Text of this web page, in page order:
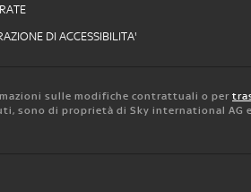
DI ACCESSIBILITA'
sulle modifiche contrattuali o per
sono di proprietà di Sky international AG